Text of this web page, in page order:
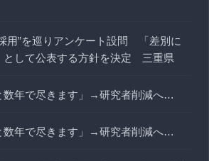
用”を巡りアンケート設問 「差別に
として公表する方針を決定 三重県
数年で尽きます」→研究者削減へ…
数年で尽きます」→研究者削減へ…